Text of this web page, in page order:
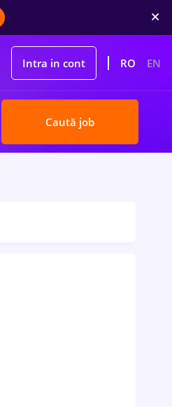
Intra in cont RO EN
Caută job